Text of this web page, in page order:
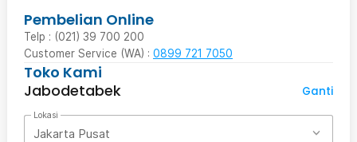
Pembelian Online
Telp : (021) 39 700 200
Customer Service (WA) : 0899 721 7050
Toko Kami
Jabodetabek
Ganti
Lokasi
Jakarta Pusat